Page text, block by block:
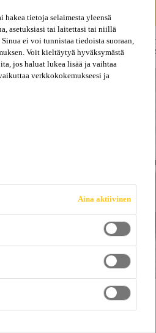
Tietoa
meistä
tietoja selaimesta yleensä
asetuksiasi tai laitettasi tai niillä
ei voi tunnistaa tiedoista suoraan,
Voit kieltäytyä hyväksymästä
jos haluat lukea lisää ja vaihtaa
verkkokokemukseesi ja
Aina aktiivinen